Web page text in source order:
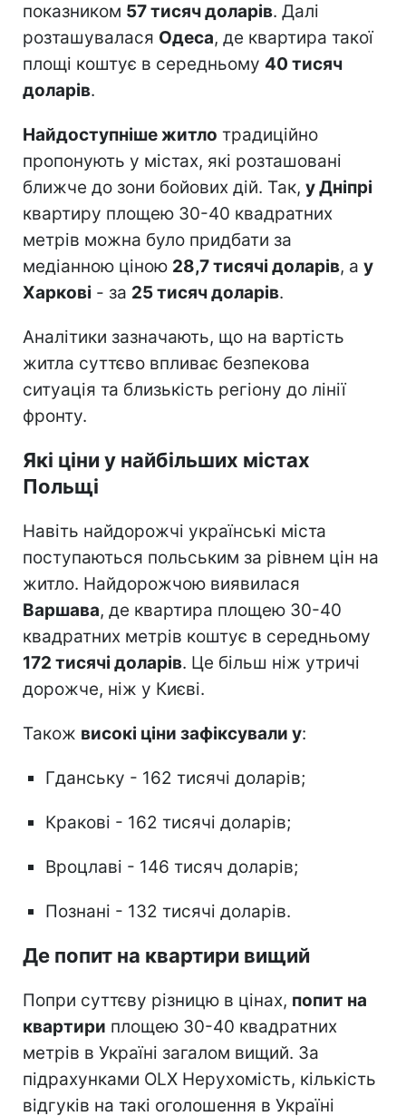
показником 57 тисяч доларів. Далі
розташувалася Одеса, де квартира такої
площі коштує в середньому 40 тисяч
доларів.
Найдоступніше житло традиційно
пропонують у містах, які розташовані
ближче до зони бойових дій. Так, у Дніпрі
квартиру площею 30-40 квадратних
метрів можна було придбати за
медіанною ціною 28,7 тисячі доларів, а у
Харкові - за 25 тисяч доларів.
Аналітики зазначають, що на вартість
житла суттєво впливає безпекова
ситуація та близькість регіону до лінії
фронту.
Які ціни у найбільших містах
Польщі
Навіть найдорожчі українські міста
поступаються польським за рівнем цін на
житло. Найдорожчою виявилася
Варшава, де квартира площею 30-40
квадратних метрів коштує в середньому
172 тисячі доларів. Це більш ніж утричі
дорожче, ніж у Києві.
Також високі ціни зафіксували у:
Гданську - 162 тисячі доларів;
Кракові - 162 тисячі доларів;
Вроцлаві - 146 тисяч доларів;
Познані - 132 тисячі доларів.
Де попит на квартири вищий
Попри суттєву різницю в цінах, попит на
квартири площею 30-40 квадратних
метрів в Україні загалом вищий. За
підрахунками OLX Нерухомість, кількість
відгуків на такі оголошення в Україні